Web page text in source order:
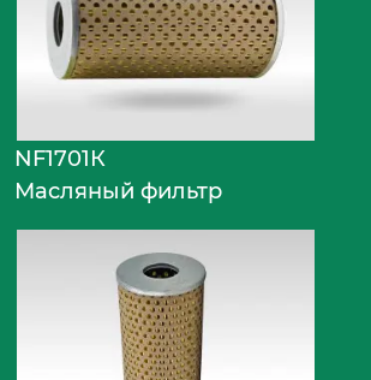
NF1701К
Масляный фильтр